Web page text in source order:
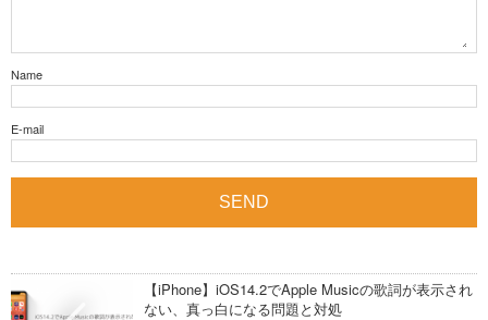
Name
E-mail
【iPhone】iOS14.2でApple Musicの歌詞が表示され
ない、真っ白になる問題と対処